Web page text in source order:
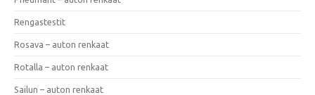
Rengastestit
Rosava – auton renkaat
Rotalla – auton renkaat
Sailun – auton renkaat